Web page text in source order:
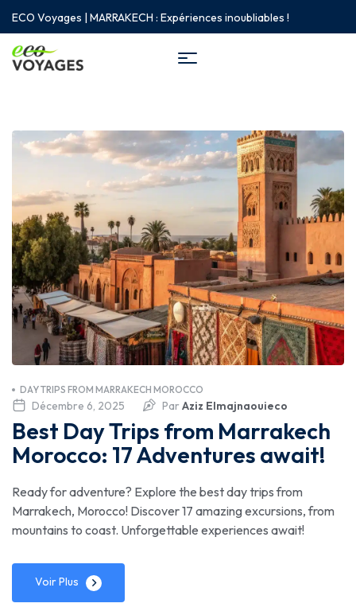
ECO Voyages | MARRAKECH : Expériences inoubliables !
Décembre 6, 2025
DAY TRIPS FROM MARRAKECH MOROCCO
Par Aziz Elmajnaouieco
Best Day Trips from Marrakech
Morocco: 17 Adventures await!
Ready for adventure? Explore the best day trips from
Marrakech, Morocco! Discover 17 amazing excursions, from
mountains to coast. Unforgettable experiences await!
Voir Plus